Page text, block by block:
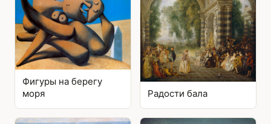
Фигуры на берегу
моря
Радости бала